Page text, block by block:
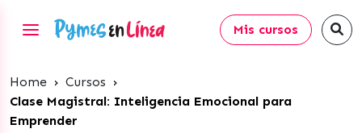
Mis cursos
Home › Cursos ›
Clase Magistral: Inteligencia Emocional para
Emprender